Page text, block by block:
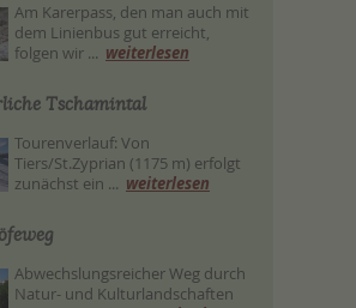
Am Karerpass, den man auch mit
dem Linienbus gut erreicht,
folgen wir ... weiterlesen
Tschamintal
Tourenverlauf: Von
Tiers/St.Zyprian (1175 m) erfolgt
zunächst ein ... weiterlesen
Abwechslungsreicher Weg durch
Natur- und Kulturlandschaften